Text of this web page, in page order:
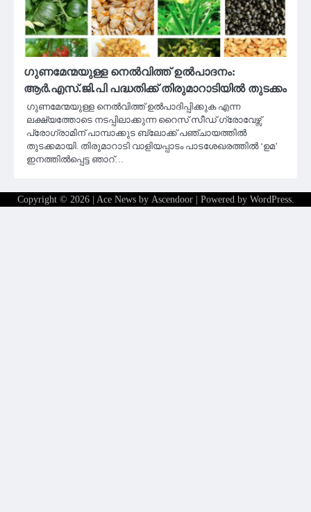
ഗുണമേന്മയുള്ള നെൽവിത്ത് ഉൽപാദനം:
ആർ.എസ്.ജി.പി പദ്ധതിക്ക് തിരുമാറാടിയിൽ തുടക്കം
ഗുണമേന്മയുള്ള നെൽവിത്ത് ഉൽപാദിപ്പിക്കുക എന്ന
ലക്ഷ്യത്തോടെ നടപ്പിലാക്കുന്ന റൈസ് സീഡ് ഗ്രോവേഴ്സ്
പ്രോഗ്രാമിന് പാമ്പാക്കുട ബ്ലോക്ക് പഞ്ചായത്തിൽ
തുടക്കമായി. തിരുമാറാടി വാളിയപ്പാടം പാടശേഖരത്തിൽ ‘ഉമ’
ഇനത്തിൽപ്പെട്ട ഞാറ്…
Copyright © 2026 | Ace News by Ascendoor| Powered by WordPress.